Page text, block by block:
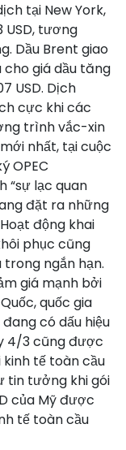
tại New York,
USD, tương
Dầu Brent giao
cho giá dầu tăng
USD. Dịch
cực khi các
trình vắc-xin
nhất, tại cuộc
OPEC
“sự lạc quan
đặt ra những
động khai
phục cũng
ngắn hạn.
giá mạnh bởi
quốc gia
có dấu hiệu
4/3 cũng được
tế toàn cầu
tin tưởng khi gói
của Mỹ được
tế toàn cầu